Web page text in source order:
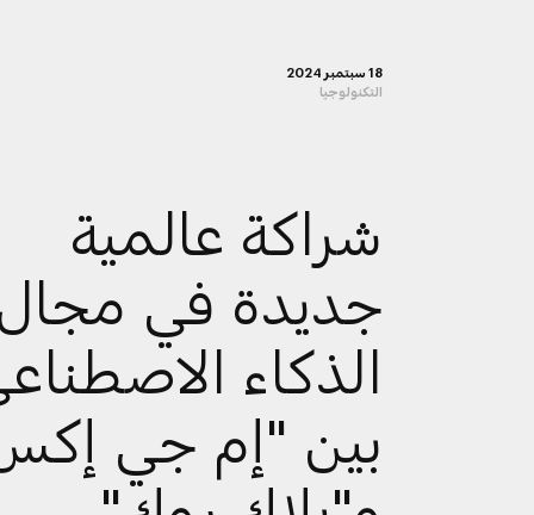
18 سبتمبر 2024
التكنولوجيا
شراكة عالمية
جديدة في
الذكاء
بين "إم جي